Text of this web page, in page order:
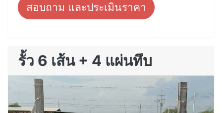
สอบถาม และประเมินราคา
รั้ว 6 เส้น + 4 แผ่นทึบ